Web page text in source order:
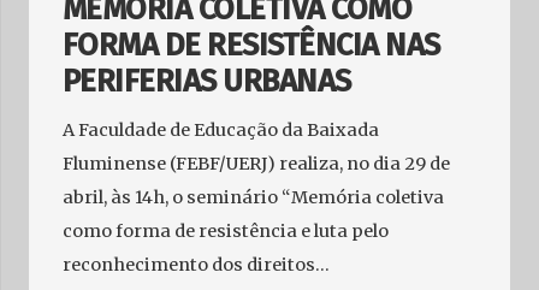
MEMÓRIA COLETIVA COMO
FORMA DE RESISTÊNCIA NAS
PERIFERIAS URBANAS
A Faculdade de Educação da Baixada
Fluminense (FEBF/UERJ) realiza, no dia 29 de
abril, às 14h, o seminário “Memória coletiva
como forma de resistência e luta pelo
reconhecimento dos direitos…